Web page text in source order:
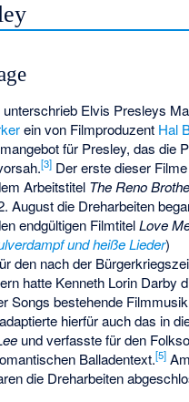
Elvis Presleys
ein von Filmproduzent Hal
für Presley, das die
[3] Der erste dieser
Arbeitstitel The Reno
August die Dreharbeiten
endgültigen FilmtitelLove
und heiße Lieder)
den nach der
hatte Kenneth Lorin Darby
Songs bestehende Filmmusik
hierfür auch das in
und verfasste für den
Balladentext.[5]
die Dreharbeiten